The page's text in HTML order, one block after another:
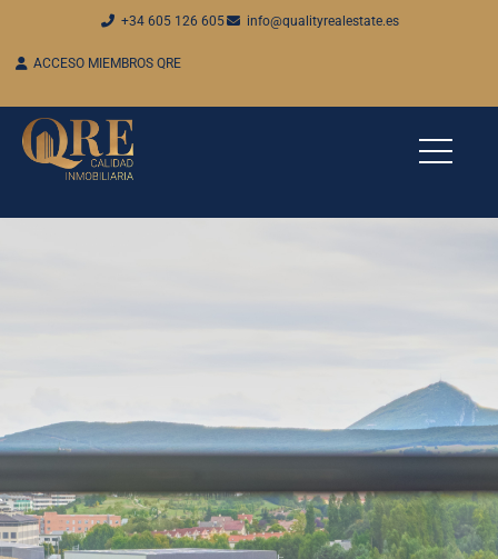
+34 605 126 605 info@qualityrealestate.es
ACCESO MIEMBROS QRE